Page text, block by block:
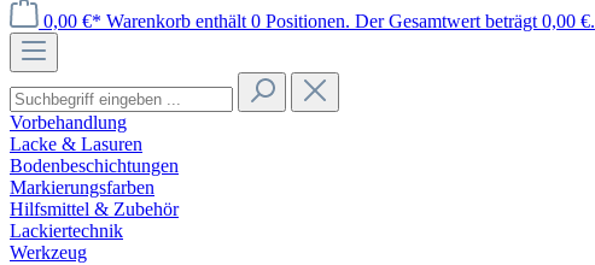
0,00 €* Warenkorb enthält 0 Positionen. Der Gesamtwert beträgt 0,00 €.
Vorbehandlung
Lacke & Lasuren
Bodenbeschichtungen
Markierungsfarben
Hilfsmittel & Zubehör
Lackiertechnik
Werkzeug